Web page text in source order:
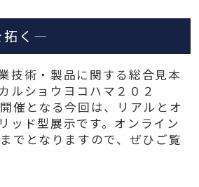
拓く―
技術・製品に関する総合見本
ルショウヨコハマ２０２
催となる今回は、
リアルとオ
ッド型展示です。オンライン
でとなりますので、ぜひご覧